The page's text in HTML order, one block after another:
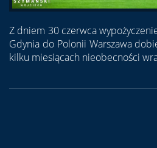
Z dniem 30 czerwca
Gdynia do Polonii Warszawa
kilku miesiącach nieobecności